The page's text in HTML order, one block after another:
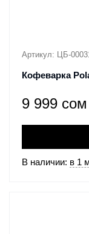
Артикул: ЦБ-
Кофеварка
9 999 сом
В наличии: в 1